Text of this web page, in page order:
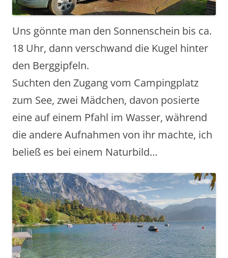
Uns gönnte man den Sonnenschein bis ca.
18 Uhr, dann verschwand die Kugel hinter
den Berggipfeln.
Suchten den Zugang vom Campingplatz
zum See, zwei Mädchen, davon posierte
eine auf einem Pfahl im Wasser, während
die andere Aufnahmen von ihr machte, ich
beließ es bei einem Naturbild…